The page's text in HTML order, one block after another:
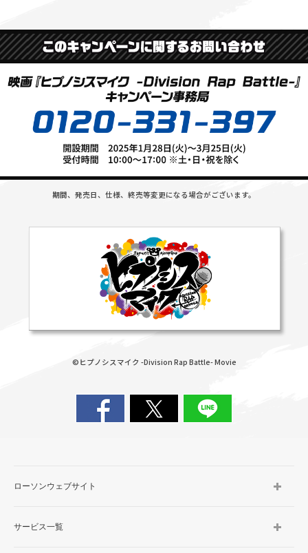
期間、発売日、仕様、終売等変更になる場合がございます。
©ヒプノシスマイク -Division Rap Battle- Movie
ローソンウェブサイト
サービス一覧